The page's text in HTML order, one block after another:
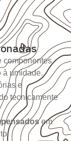
componentes
à umidade.
e
tecnicamente
em